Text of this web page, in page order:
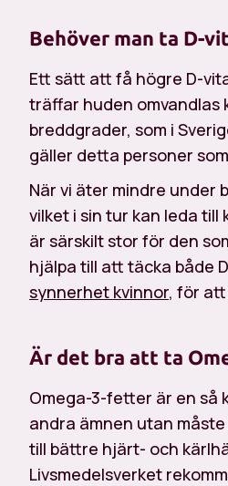
Behöver man ta D-
Ett sätt att få högre D-
träffar huden omvandlas
breddgrader, som i
gäller detta personer
När vi äter mindre under
vilket i sin tur kan leda till
är särskilt stor för den
hjälpa till att täcka både
synnerhet kvinnor, för
Är det bra att ta
Omega-3-fetter är en så
andra ämnen utan
till bättre hjärt- och
Livsmedelsverket